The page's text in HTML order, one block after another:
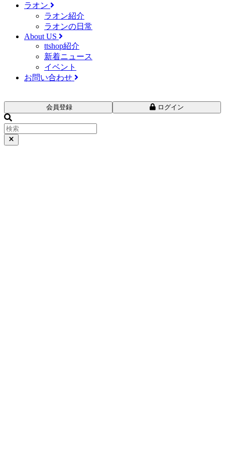
ラオン
ラオン紹介
ラオンの日常
About US
ttshop紹介
新着ニュース
イベント
お問い合わせ
会員登録 ログイン